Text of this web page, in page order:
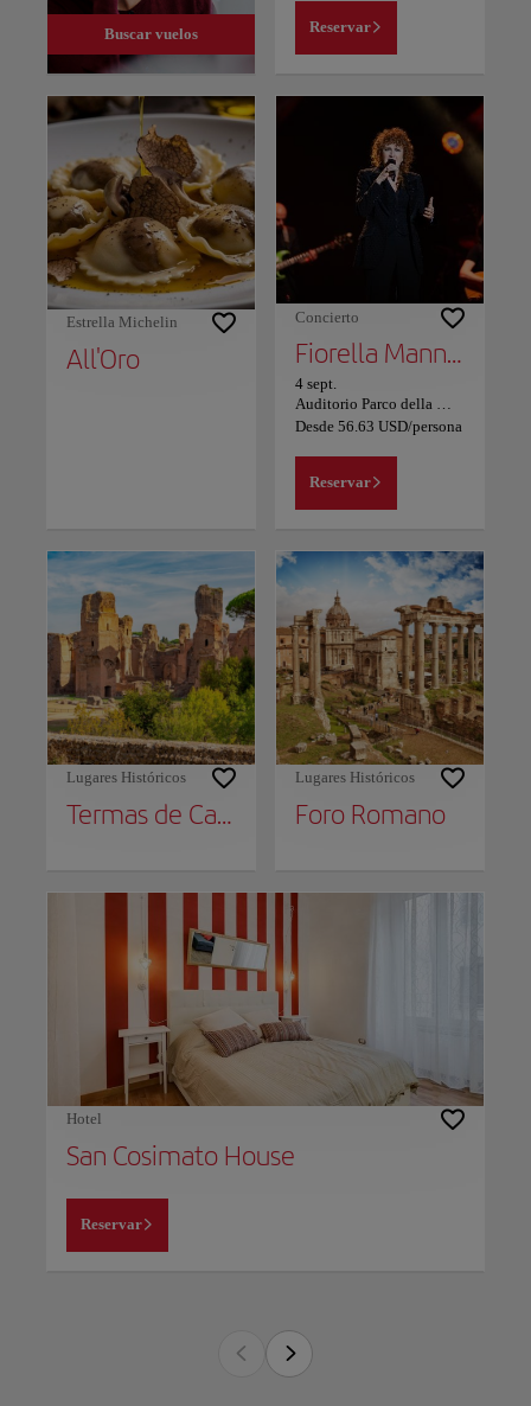
Buscar vuelos Reservar
Estrella Michelin
All'Oro
Concierto
Fiorella Mannoia
4 sept.
Auditorio Parco della Musica
Desde 56.63 USD/persona
Reservar
Lugares Históricos
Termas de Caracalla
Lugares Históricos
Foro Romano
Hotel
San Cosimato House
Reservar